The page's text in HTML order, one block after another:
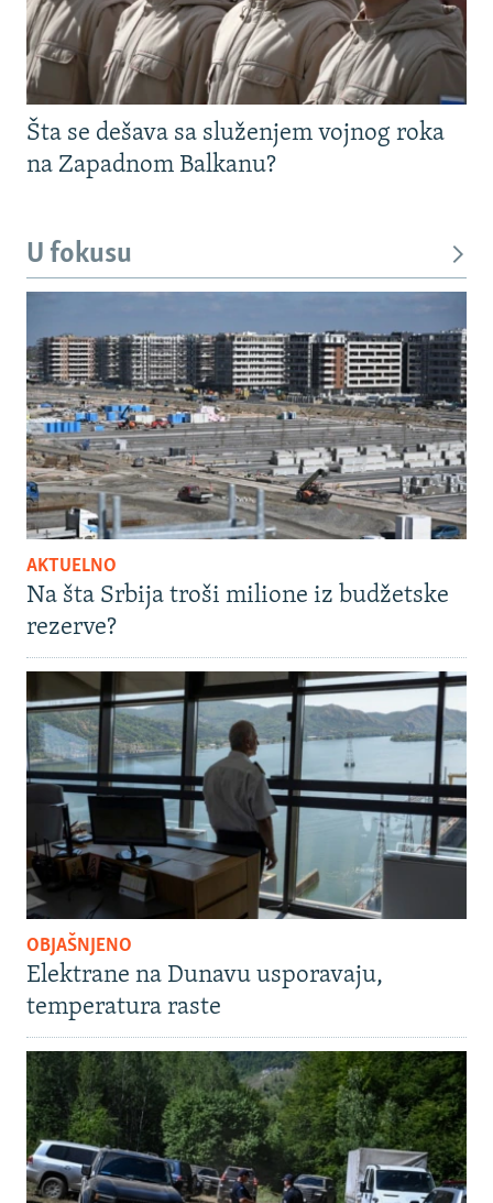
Šta se dešava sa služenjem vojnog roka
na Zapadnom Balkanu?
U fokusu
AKTUELNO
Na šta Srbija troši milione iz budžetske
rezerve?
OBJAŠNJENO
Elektrane na Dunavu usporavaju,
temperatura raste